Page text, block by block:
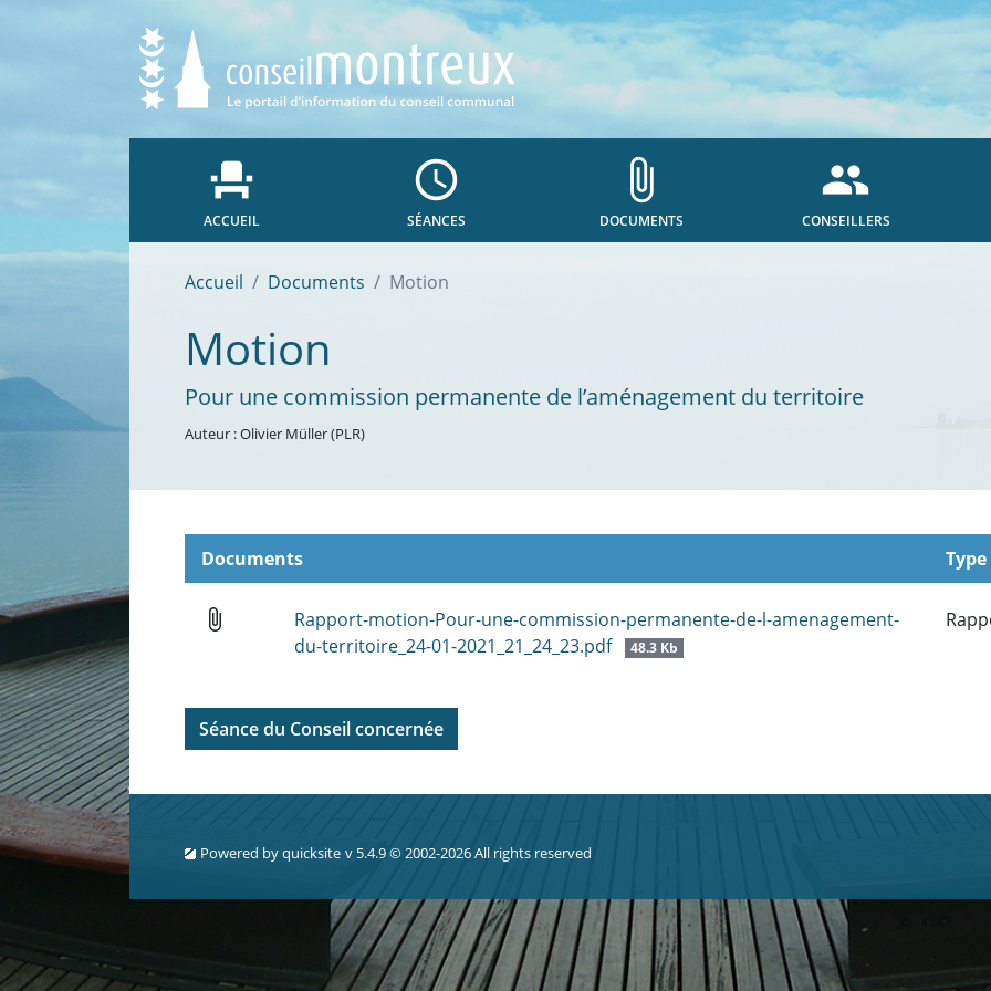
event_seat
ACCUEIL
access_time
SÉANCES
attach_file
DOCUMENTS
people
CONSEILLERS
Accueil Documents Motion
Motion
Pour une commission permanente de l’aménagement du territoire
Auteur : Olivier Müller (PLR)
Documents Type
attach_file
Rapport-motion-Pour-une-commission-permanente-de-l-amenagement-
du-territoire_24-01-2021_21_24_23.pdf
48.3 Kb
Séance du Conseil concernée
Powered byquicksite v 5.4.9 © 2002-2026 All rights reserved